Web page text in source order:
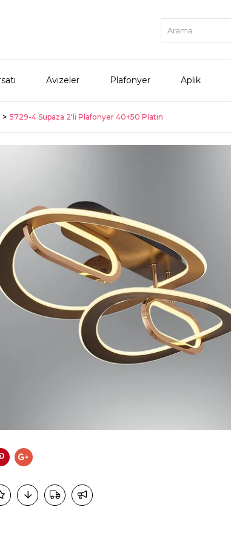
Avizeler Plafonyer Aplik
5729-4 Supaza 2'li Plafonyer 40+50 Platin